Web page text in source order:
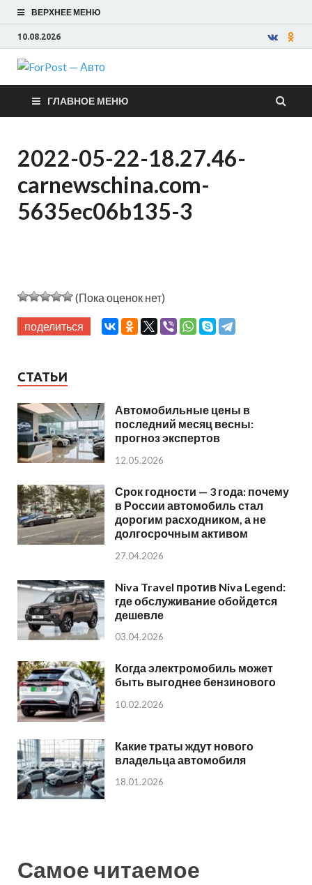
ВЕРХНЕЕ МЕНЮ
10.08.2026
ForPost —
Авто
ГЛАВНОЕ МЕНЮ
2022-05-22-18.27.46-
carnewschina.com-
5635ec06b135-3
(Пока оценок нет)
поделиться
СТАТЬИ
Автомобильные цены в
последний месяц весны:
прогноз экспертов
12.05.2026
Срок годности — 3 года: почему
в России автомобиль стал
дорогим расходником, а не
долгосрочным активом
27.04.2026
Niva Travel против Niva Legend:
где обслуживание обойдется
дешевле
03.04.2026
Когда электромобиль может
быть выгоднее бензинового
10.02.2026
Какие траты ждут нового
владельца автомобиля
18.01.2026
Самое читаемое